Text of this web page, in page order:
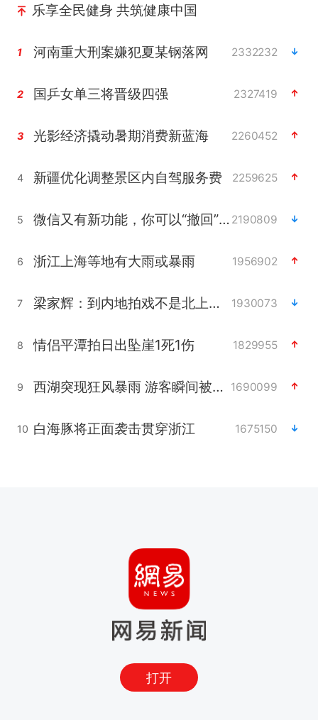
乐享全民健身 共筑健康中国
1 河南重大刑案嫌犯夏某钢落网 2332232
2 国乒女单三将晋级四强 2327419
3 光影经济撬动暑期消费新蓝海 2260452
4 新疆优化调整景区内自驾服务费 2259625
5 微信又有新功能，你可以“撤回”你的撤回了！ 2190809
6 浙江上海等地有大雨或暴雨 1956902
7 梁家辉：到内地拍戏不是北上是回归 1930073
8 情侣平潭拍日出坠崖1死1伤 1829955
9 西湖突现狂风暴雨 游客瞬间被浇透 1690099
10 白海豚将正面袭击贯穿浙江 1675150
打开